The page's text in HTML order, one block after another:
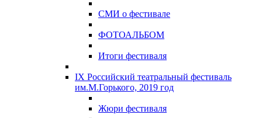
СМИ о фестивале
ФОТОАЛЬБОМ
Итоги фестиваля
IX Российский театральный фестиваль
им.М.Горького, 2019 год
Жюри фестиваля